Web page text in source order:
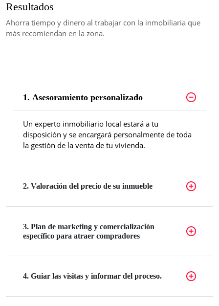
Resultados
Ahorra tiempo y dinero al trabajar con la inmobiliaria que
más recomiendan en la zona.
1. Asesoramiento personalizado
Un experto inmobiliario local estará a tu
disposición y se encargará personalmente de toda
la gestión de la venta de tu vivienda.
2. Valoración del precio de su inmueble
3. Plan de marketing y comercialización
específico para atraer compradores
4. Guiar las visitas y informar del proceso.